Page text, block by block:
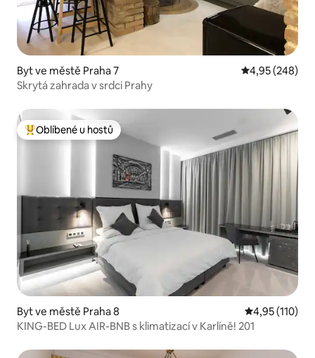
Byt ve městě Praha 7 Průměrné
4,95 (248)
Skrytá zahrada v srdci Prahy
Nejlepší v kategorii Oblíbené u hostů
Oblíbené u hostů
Byt ve městě Praha 8 Průměrné
4,95 (110)
KING-BED Lux AIR-BNB s klimatizací v Karlíně! 201